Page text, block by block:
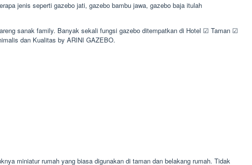
jenis seperti gazebo jati, gazebo bambu jawa, gazebo baja itulah
sanak family. Banyak sekali fungsi gazebo ditempatkan di Hotel ☑ Taman ☑
dan Kualitas by ARINI GAZEBO.
miniatur rumah yang biasa digunakan di taman dan belakang rumah. Tidak